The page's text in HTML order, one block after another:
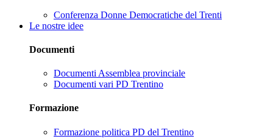
Conferenza Donne Democratiche del Trenti
Le nostre idee
Documenti
Documenti Assemblea provinciale
Documenti vari PD Trentino
Formazione
Formazione politica PD del Trentino